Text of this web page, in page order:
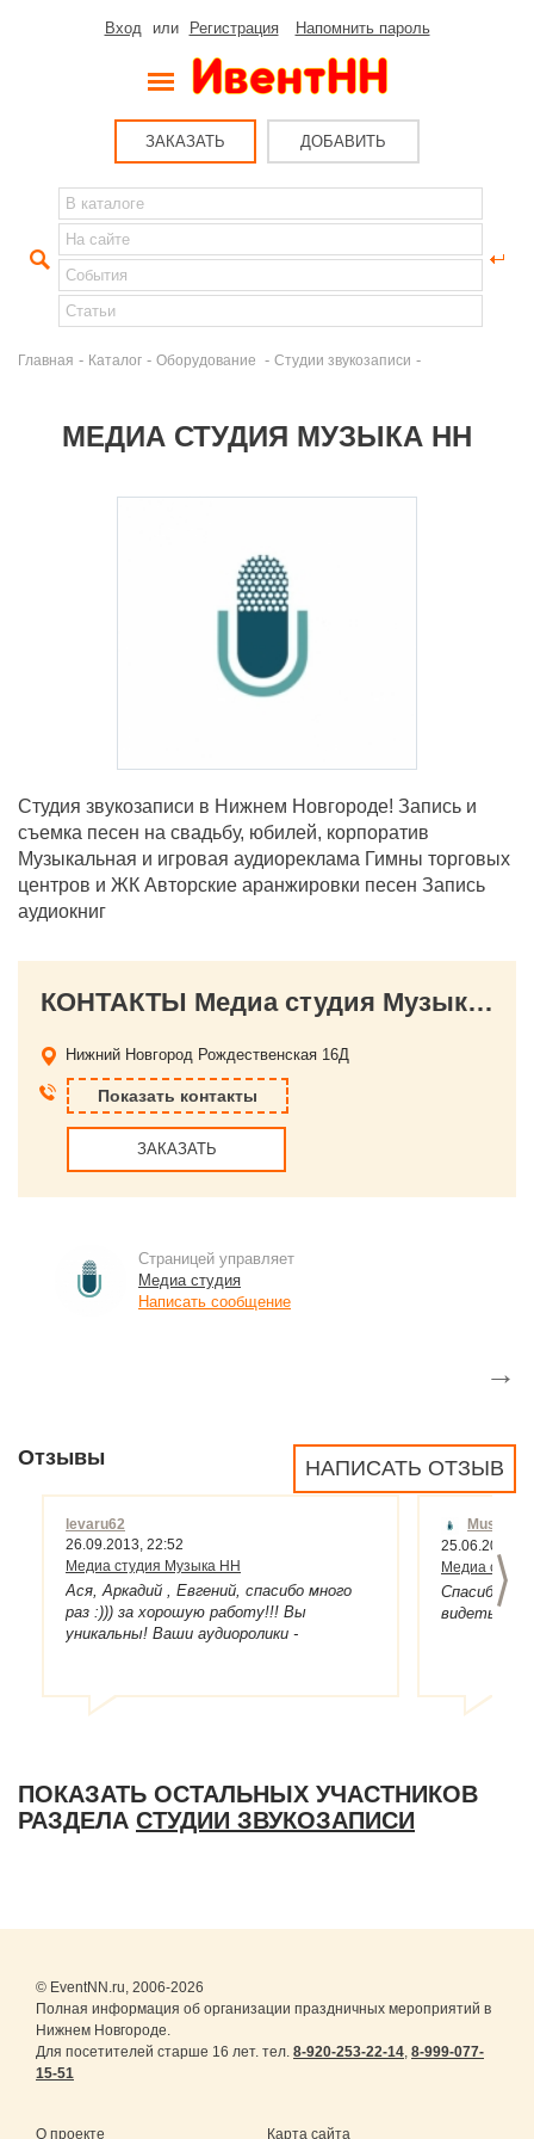
Вход или Регистрация Напомнить пароль
ЗАКАЗАТЬ ДОБАВИТЬ
Главная - Каталог - Оборудование - Студии звукозаписи -
МЕДИА СТУДИЯ МУЗЫКА НН
Студия звукозаписи в Нижнем Новгороде! Запись и
съемка песен на свадьбу, юбилей, корпоратив
Музыкальная и игровая аудиореклама Гимны торговых
центров и ЖК Авторские аранжировки песен Запись
аудиокниг
КОНТАКТЫ Медиа студия Музыка НН
Нижний Новгород Рождественская 16Д
Показать контакты
ЗАКАЗАТЬ
Страницей управляет
Медиа студия
Написать сообщение
→
НАПИСАТЬ ОТЗЫВ
Отзывы
>
levaru62
26.09.2013, 22:52
Медиа студия Музыка НН
Ася, Аркадий , Евгений, спасибо много
раз :))) за хорошую работу!!! Вы
уникальны! Ваши аудиоролики -
легко и приятно :)))!
MusicNN
25.06.2013,
Медиа
Спасибо
видеть
ПОКАЗАТЬ ОСТАЛЬНЫХ УЧАСТНИКОВ
РАЗДЕЛА СТУДИИ ЗВУКОЗАПИСИ
© EventNN.ru, 2006-2026
Полная информация об организации праздничных мероприятий в
Нижнем Новгороде.
Для посетителей старше 16 лет. тел. 8-920-253-22-14, 8-999-077-
15-51
О проекте Карта сайта